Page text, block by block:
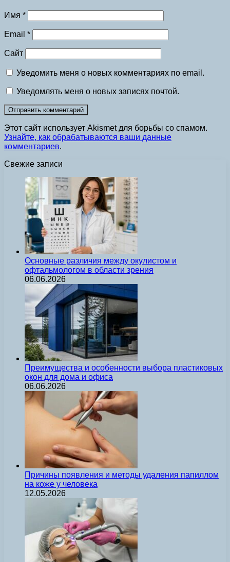
Имя *
Email *
Сайт
Уведомить меня о новых комментариях по email.
Уведомлять меня о новых записях почтой.
Этот сайт использует Akismet для борьбы со спамом.
Узнайте, как обрабатываются ваши данные
комментариев.
Свежие записи
Основные различия между окулистом и
офтальмологом в области зрения
06.06.2026
Преимущества и особенности выбора пластиковых
окон для дома и офиса
06.06.2026
Причины появления и методы удаления папиллом
на коже у человека
12.05.2026